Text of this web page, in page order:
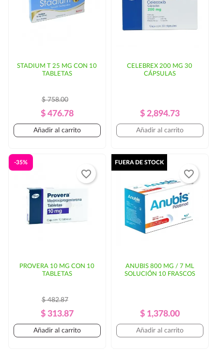
STADIUM T 25 MG CON 10
TABLETAS
Precio
Regular
$ 758.00
Precio
$ 476.78
Añadir al carrito
CELEBREX 200 MG 30
CÁPSULAS
Precio
Regular
Precio
$ 2,894.73
Añadir al carrito
PROVERA 10 MG CON 10
TABLETAS
Precio
Regular
$ 482.87
Precio
$ 313.87
-35%
Añadir al carrito
favorite_border
ANUBIS 800 MG / 7 ML
SOLUCIÓN 10 FRASCOS
Precio
Regular
Precio
$ 1,378.00
FUERA DE STOCK
Añadir al carrito
favorite_border